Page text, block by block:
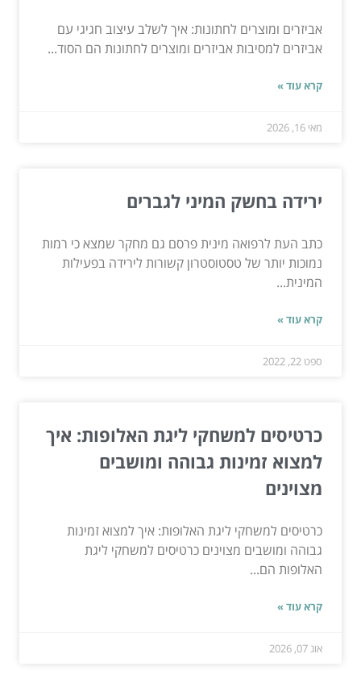
אביזרים ומוצרים לחתונות: איך לשלב עיצוב חגיגי עם
אביזרים למסיבות אביזרים ומוצרים לחתונות הם הסוד...
קרא עוד »
מאי 16, 2026
ירידה בחשק המיני לגברים
כתב העת לרפואה מינית פרסם גם מחקר שמצא כי רמות
נמוכות יותר של טסטוסטרון קשורות לירידה בפעילות
המינית...
קרא עוד »
ספט 22, 2022
כרטיסים למשחקי ליגת האלופות: איך
למצוא זמינות גבוהה ומושבים
מצוינים
כרטיסים למשחקי ליגת האלופות: איך למצוא זמינות
גבוהה ומושבים מצוינים כרטיסים למשחקי ליגת
האלופות הם...
קרא עוד »
אוג 07, 2026